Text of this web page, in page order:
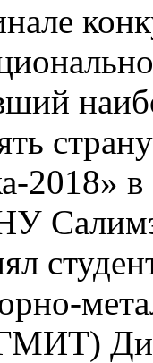
2018»